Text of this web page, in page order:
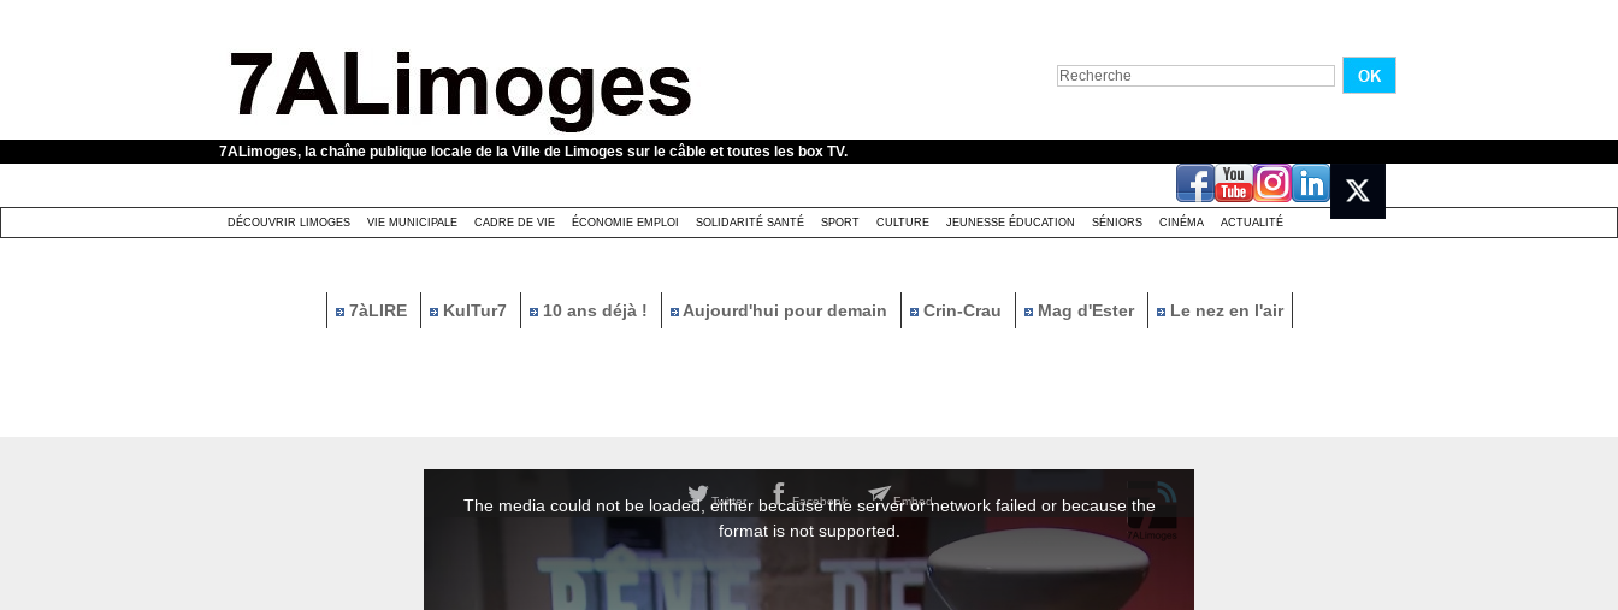
7ALimoges, la chaîne publique locale de la Ville de Limoges sur le câble et toutes les box TV.
DÉCOUVRIR LIMOGES VIE MUNICIPALE CADRE DE VIE ÉCONOMIE EMPLOI SOLIDARITÉ SANTÉ SPORT CULTURE JEUNESSE ÉDUCATION SÉNIORS CINÉMA ACTUALITÉ
7àLIRE KulTur7 10 ans déjà ! Aujourd'hui pour demain Crin-Crau Mag d'Ester Le nez en l'air